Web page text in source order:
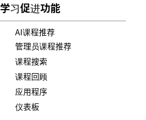
学习促进功能
AI课程推荐
管理员课程推荐
课程搜索
课程回顾
应用程序
仪表板